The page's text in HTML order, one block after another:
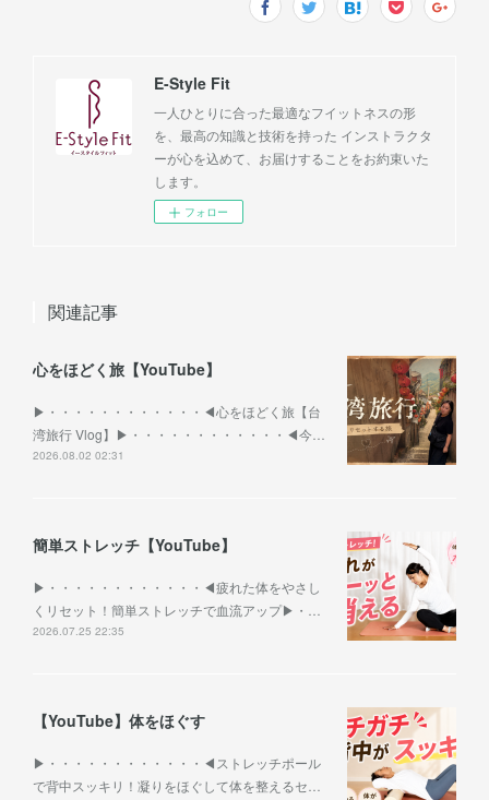
E-Style Fit
一人ひとりに合った最適なフイットネスの形
を、最高の知識と技術を持った インストラクタ
ーが心を込めて、お届けすることをお約束いた
します。
フォロー
関連記事
心をほどく旅【YouTube】
▶︎・・・・・・・・・・・・◀︎心をほどく旅【台
湾旅行 Vlog】▶︎・・・・・・・・・・・・◀︎今…
2026.08.02 02:31
簡単ストレッチ【YouTube】
▶︎・・・・・・・・・・・・◀︎疲れた体をやさし
くリセット！簡単ストレッチで血流アップ▶︎・…
2026.07.25 22:35
【YouTube】体をほぐす
▶︎・・・・・・・・・・・・◀︎ストレッチポール
で背中スッキリ！凝りをほぐして体を整えるセ…